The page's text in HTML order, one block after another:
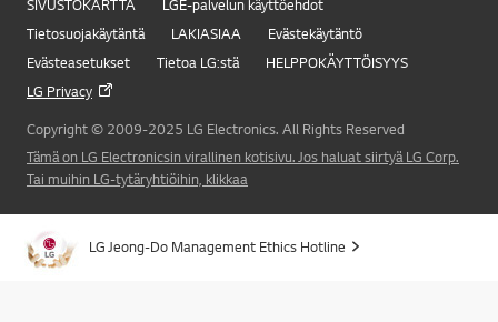
SIVUSTOKARTTA
LGE-palvelun käyttöehdot
Tietosuojakäytäntä
LAKIASIAA
Evästekäytäntö
Evästeasetukset
Tietoa LG:stä
HELPPOKÄYTTÖISYYS
LG Privacy
Copyright © 2009-2025 LG Electronics. All Rights Reserved
Tämä on LG Electronicsin virallinen kotisivu. Jos haluat siirtyä LG Corp.
Tai muihin LG-tytäryhtiöihin, klikkaa
LG Jeong-Do Management Ethics Hotline